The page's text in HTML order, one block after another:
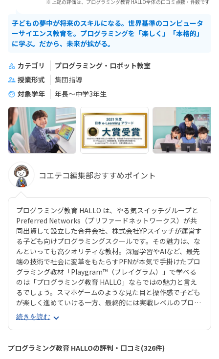
※ 上記の評価は、プログラミング教育 HALLO全体の口コミ点数・件数です
子どもの夢中が将来のスキルになる。世界基準のコンピュータ
ーサイエンス教育を。プログラミングを「楽しく」「本格的」
に学ぶ。だから、未来が拡がる。
カテゴリ
プログラミング・ロボット教室
授業形式
集団指導
対象学年
年長～中学3年生
コエテコ編集部おすすめポイント
プログラミング教育 HALLO は、やる気スイッチグループと
Preferred Networks（プリファードネットワークス）が共
同出資して設立した合弁会社、株式会社YPスイッチが運営す
る子ども向けプログラミングスクールです。その魅力は、な
んといっても高クオリティな教材。深層学習やAIなど、最先
端の技術で社会に変革をもたらすPFNが本気で手掛けたプロ
グラミング教材「Playgram™（プレイグラム）」で学べる
のは「プログラミング教育 HALLO」ならではの魅力と言え
るでしょう。スマホゲームのような見た目と操作感で子ども
が楽しく進めていける一方、最終的には実戦レベルのプログ
ラミングスキルが身につく「Playgram」には、まるでマイ
ンクラフト（マイクラ）のように3D空間をデザインできるモ
ードも。子どもの創造性と技術力、そのどちらも高めていけ
るスクールをお探しのご家庭にぴったりのスクールです。ま
た、運営元のやる気スイッチグループといえば、子どもの性
続きを読む
プログラミング教育 HALLOの評判・口コミ(326件)